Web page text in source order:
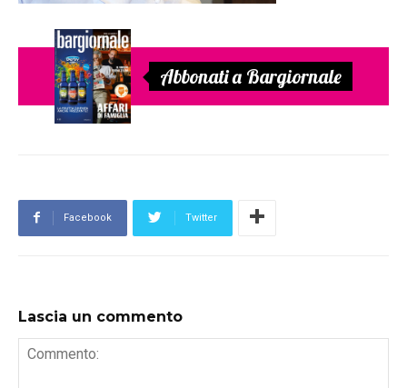
Abbonati a Bargiornale
Facebook Twitter
Lascia un commento